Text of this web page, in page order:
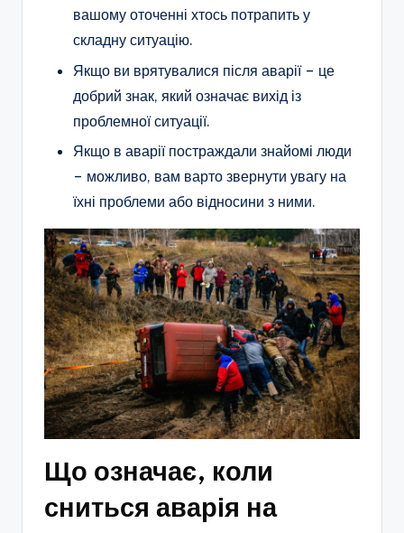
вашому оточенні хтось потрапить у
складну ситуацію.
Якщо ви врятувалися після аварії – це
добрий знак, який означає вихід із
проблемної ситуації.
Якщо в аварії постраждали знайомі люди
– можливо, вам варто звернути увагу на
їхні проблеми або відносини з ними.
Що означає, коли
сниться аварія на